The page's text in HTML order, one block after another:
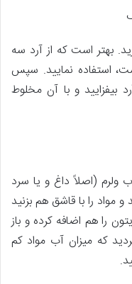
بهتر است که از آرد سه
استفاده نمایید. سپس
بیفزایید و با آن مخلوط
ولرم (اصلاً داغ و یا سرد
مواد را با قاشق هم بزنید
را هم اضافه کرده و باز
که میزان آب مواد کم